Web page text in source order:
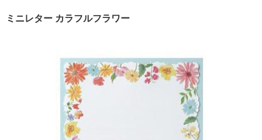
ミニレター カラフルフラワー